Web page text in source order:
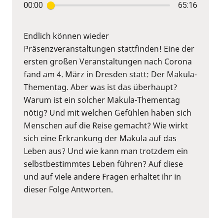
00:00 65:16
Endlich können wieder
Präsenzveranstaltungen stattfinden! Eine der
ersten großen Veranstaltungen nach Corona
fand am 4. März in Dresden statt: Der Makula-
Thementag. Aber was ist das überhaupt?
Warum ist ein solcher Makula-Thementag
nötig? Und mit welchen Gefühlen haben sich
Menschen auf die Reise gemacht? Wie wirkt
sich eine Erkrankung der Makula auf das
Leben aus? Und wie kann man trotzdem ein
selbstbestimmtes Leben führen? Auf diese
und auf viele andere Fragen erhaltet ihr in
dieser Folge Antworten.